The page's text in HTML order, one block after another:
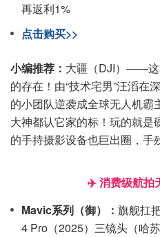
再返利1%
点击购买>>
小编推荐： 大疆（DJI）——这
的存在！由“技术宅男”汪滔在
的小团队逆袭成全球无人机霸
大神都认它家的标！玩的就是
的手持摄影设备也巨出圈，手
✈️ 消费级航拍
Mavic系列（御）： 旗舰扛
4 Pro（2025）三镜头（哈